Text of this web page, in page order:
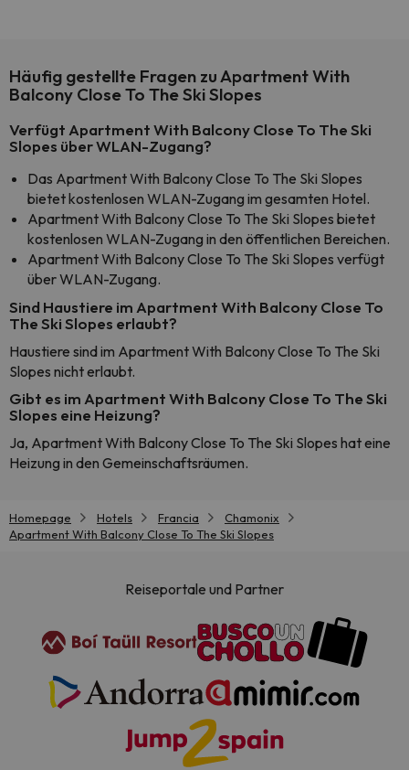
Häufig gestellte Fragen zu Apartment With
Balcony Close To The Ski Slopes
Verfügt Apartment With Balcony Close To The Ski
Slopes über WLAN-Zugang?
Das Apartment With Balcony Close To The Ski Slopes
bietet kostenlosen WLAN-Zugang im gesamten Hotel.
Apartment With Balcony Close To The Ski Slopes bietet
kostenlosen WLAN-Zugang in den öffentlichen Bereichen.
Apartment With Balcony Close To The Ski Slopes verfügt
über WLAN-Zugang.
Sind Haustiere im Apartment With Balcony Close To
The Ski Slopes erlaubt?
Haustiere sind im Apartment With Balcony Close To The Ski
Slopes nicht erlaubt.
Gibt es im Apartment With Balcony Close To The Ski
Slopes eine Heizung?
Ja, Apartment With Balcony Close To The Ski Slopes hat eine
Heizung in den Gemeinschaftsräumen.
Homepage Hotels Francia
Chamonix
Apartment With Balcony Close To The Ski Slopes
Reiseportale und Partner